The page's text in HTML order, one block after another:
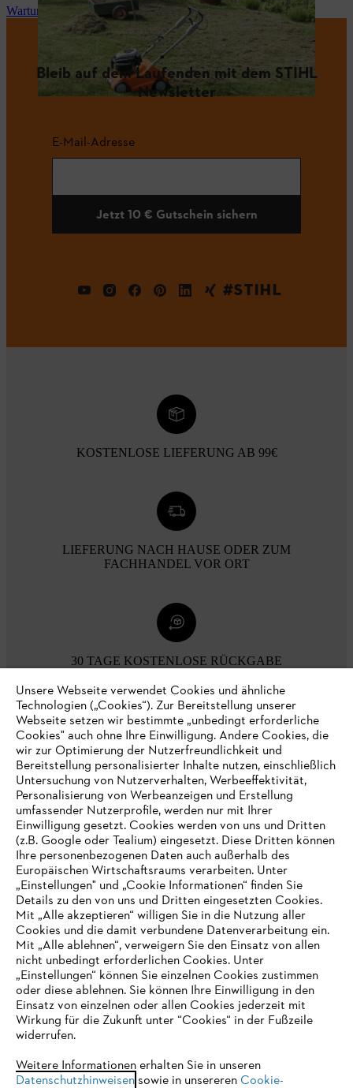
Wartung und Reparatur
Bleib auf dem Laufenden mit dem STIHL
Newsletter
E-Mail-Adresse
Jetzt 10 € Gutschein sichern
#STIHL
KOSTENLOSE LIEFERUNG AB 99€
LIEFERUNG NACH HAUSE ODER ZUM
FACHHANDEL VOR ORT
30 TAGE KOSTENLOSE RÜCKGABE
Zahlungsmöglichkeiten
Unternehmen
Online Shop
Service
IHR BROWSER WIRD NICHT
UNTERSTÜTZT
eine optimale Nutzung unserer Seite empfehlen wir Ihnen, zu
einem der folgenden Browser zu wechseln:
Unsere Webseite verwendet Cookies und ähnliche
Technologien („Cookies“). Zur Bereitstellung unserer
Webseite setzen wir bestimmte „unbedingt erforderliche
Cookies" auch ohne Ihre Einwilligung. Andere Cookies, die
wir zur Optimierung der Nutzerfreundlichkeit und
Bereitstellung personalisierter Inhalte nutzen, einschließlich
Untersuchung von Nutzerverhalten, Werbeeffektivität,
Personalisierung von Werbeanzeigen und Erstellung
umfassender Nutzerprofile, werden nur mit Ihrer
Einwilligung gesetzt. Cookies werden von uns und Dritten
(z.B. Google oder Tealium) eingesetzt. Diese Dritten können
Ihre personenbezogenen Daten auch außerhalb des
Europäischen Wirtschaftsraums verarbeiten. Unter
„Einstellungen" und „Cookie Informationen“ finden Sie
Details zu den von uns und Dritten eingesetzten Cookies.
Mit „Alle akzeptieren“ willigen Sie in die Nutzung aller
Cookies und die damit verbundene Datenverarbeitung ein.
Mit „Alle ablehnen“, verweigern Sie den Einsatz von allen
nicht unbedingt erforderlichen Cookies. Unter
„Einstellungen“ können Sie einzelnen Cookies zustimmen
oder diese ablehnen. Sie können Ihre Einwilligung in den
Einsatz von einzelnen oder allen Cookies jederzeit mit
Wirkung für die Zukunft unter “Cookies“ in der Fußzeile
widerrufen.
Weitere Informationen erhalten Sie in unseren
Datenschutzhinweisensowie in unsereren Cookie-